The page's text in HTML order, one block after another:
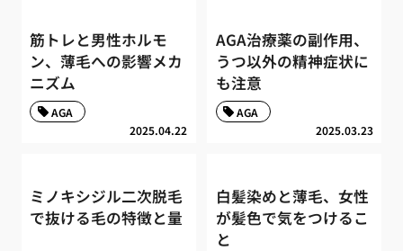
筋トレと男性ホルモ
ン、薄毛への影響メカ
ニズム
2025.04.22
AGA
AGA治療薬の副作用、
うつ以外の精神症状に
も注意
2025.03.23
AGA
ミノキシジル二次脱毛
で抜ける毛の特徴と量
白髪染めと薄毛、女性
が髪色で気をつけるこ
と